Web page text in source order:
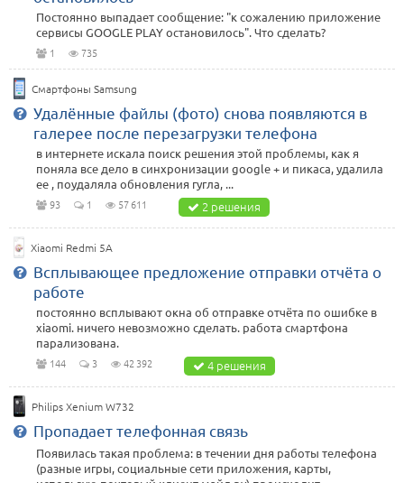
Постоянно выпадает сообщение: "к сожалению приложение
сервисы GOOGLE PLAY остановилось". Что сделать?
1 735
Смартфоны Samsung
Удалённые файлы (фото) снова появляются в
галерее после перезагрузки телефона
в интернете искала поиск решения этой проблемы, как я
поняла все дело в синхронизации google + и пикаса, удалила
ее , поудаляла обновления гугла, ...
93 1 57 611 2 решения
Xiaomi Redmi 5A
Всплывающее предложение отправки отчёта о
работе
постоянно всплывают окна об отправке отчёта по ошибке в
xiaomi. ничего невозможно сделать. работа смартфона
парализована.
144 3 42 392 4 решения
Philips Xenium W732
Пропадает телефонная связь
Появилась такая проблема: в течении дня работы телефона
(разные игры, социальные сети приложения, карты,